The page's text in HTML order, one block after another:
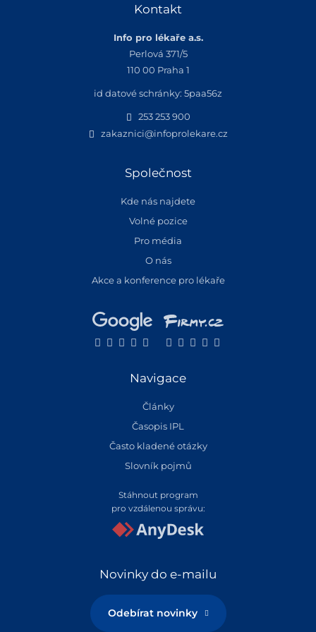
Kontakt
Info pro lékaře a.s.
Perlová 371/5
110 00 Praha 1
id datové schránky: 5paa56z
253 253 900
zakaznici@infoprolekare.cz
Společnost
Kde nás najdete
Volné pozice
Pro média
O nás
Akce a konference pro lékaře
Navigace
Články
Časopis IPL
Často kladené otázky
Slovník pojmů
Stáhnout program
pro vzdálenou správu:
Novinky do e-mailu
Odebírat novinky